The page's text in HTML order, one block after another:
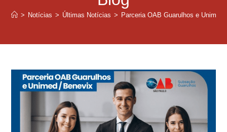
> Notícias > Últimas Notícias > Parceria OAB Guarulhos e